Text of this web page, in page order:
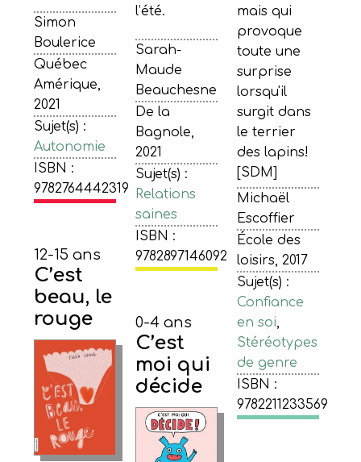
Simon
Boulerice
Québec
Amérique,
2021
Sujet(s) :
Autonomie
ISBN :
9782764442319
l’été.
Sarah-
Maude
Beauchesne
De la
Bagnole,
2021
Sujet(s) :
Relations
saines
ISBN :
9782897146092
mais qui
provoque
toute une
surprise
lorsqu'il
surgit dans
le terrier
des lapins!
[SDM]
Michaël
Escoffier
École des
loisirs, 2017
Sujet(s) :
Confiance
en soi,
Stéréotypes
de genre
ISBN :
9782211233569
12-15 ans
C’est
beau, le
rouge
0-4 ans
C’est
moi qui
décide